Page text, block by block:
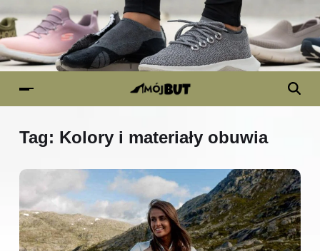
Tag: Kolory i materiały obuwia